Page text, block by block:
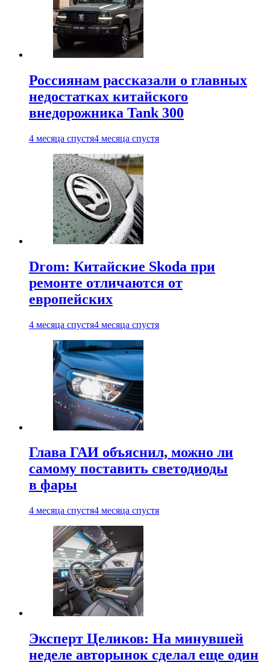
Россиянам рассказали о главных
недостатках китайского
внедорожника Tank 300
4 месяца спустя4 месяца спустя
Drom: Китайские Skoda при
ремонте отличаются от
европейских
4 месяца спустя4 месяца спустя
Глава ГАИ объяснил, можно ли
самому поставить светодиоды
в фары
4 месяца спустя4 месяца спустя
Эксперт Целиков: На минувшей
неделе авторынок сделал еще один